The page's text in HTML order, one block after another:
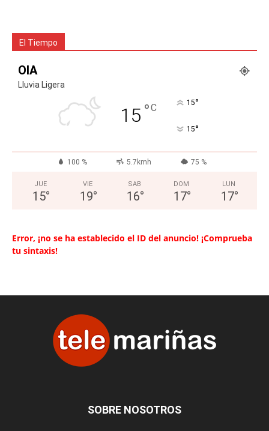
El Tiempo
OIA
Lluvia Ligera
15 °C 15°
15°
100 % 5.7kmh 75 %
JUE
15°
VIE
19°
SAB
16°
DOM
17°
LUN
17°
Error, ¡no se ha establecido el ID del anuncio! ¡Comprueba
tu sintaxis!
SOBRE NOSOTROS